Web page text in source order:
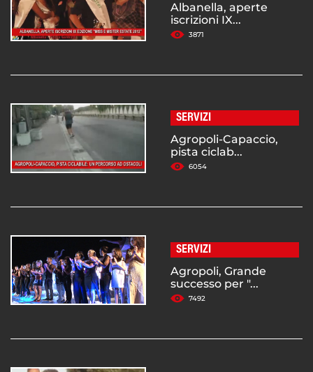
Albanella, aperte
iscrizioni IX...
3871
SERVIZI
Agropoli-Capaccio,
pista ciclab...
6054
SERVIZI
Agropoli, Grande
successo per "...
7492